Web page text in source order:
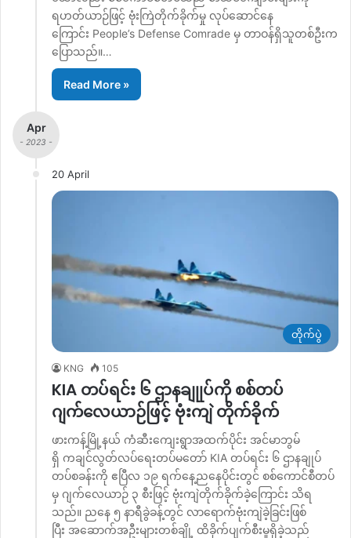
ရဟတ်ယာဉ်ဖြင့် ဗုံးကြဲတိုက်ခိုက်မှု လုပ်ဆောင်နေ
ကြောင်း People’s Defense Comrade မှ တာဝန်ရှိသူတစ်ဦးက
ပြောသည်။…
Read More »
Apr
- 2023 -
20 April
တိုက်ပွဲ
KNG 105
KIA တပ်ရင်း ၆ ဌာနချုုပ်ကို စစ်တပ်
ဂျက်လေယာဉ်ဖြင့် ဗုံးကျဲ တိုက်ခိုက်
ဖားကန့်မြို့နယ် ကံဆီးကျေးရွာအထက်ပိုင်း အင်မာဘွမ်
ရှိ ကချင်လွတ်လပ်ရေးတပ်မတော် KIA တပ်ရင်း ၆ ဌာနချုပ်
တပ်စခန်းကို ဧပြီလ ၁၉ ရက်နေ့ညနေပိုင်းတွင် စစ်ကောင်စီတပ်
မှ ဂျက်လေယာဉ် ၃ စီးဖြင့် ဗုံးကျဲတိုက်ခိုက်ခဲ့ကြောင်း သိရ
သည်။ ညနေ ၅ နာရီခွဲခန့်တွင် လာရောက်ဗုံးကျဲခဲ့ခြင်းဖြစ်
ပြီး အဆောက်အဦးများတစ်ချို့ ထိခိုက်ပျက်စီးမှုရှိခဲ့သည်